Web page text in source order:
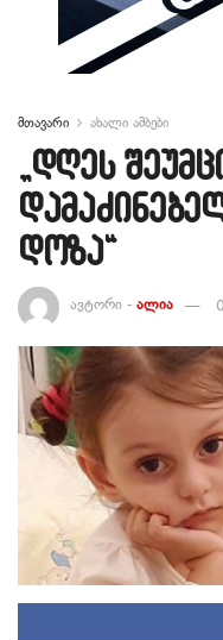
მთავარი ახალი ამბები
„დღეს
დოზა“
ავტორი - ალია